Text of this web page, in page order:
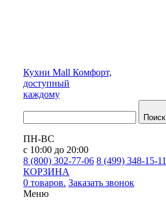
Кухни Mall Комфорт,
доступный
каждому
Поиск
ПН-ВС
с 10:00 до 20:00
8 (800) 302-77-06 8 (499) 348-15-11
КОРЗИНА
0 товаров. Заказать звонок
Меню